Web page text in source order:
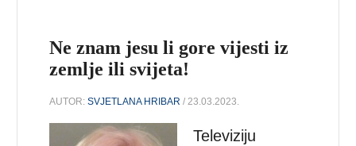
Ne znam jesu li gore vijesti iz
zemlje ili svijeta!
AUTOR:SVJETLANA HRIBAR / 23.03.2023.
Televiziju